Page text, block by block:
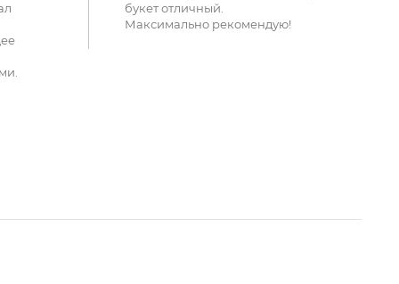
букет отличный.
Максимально рекомендую!